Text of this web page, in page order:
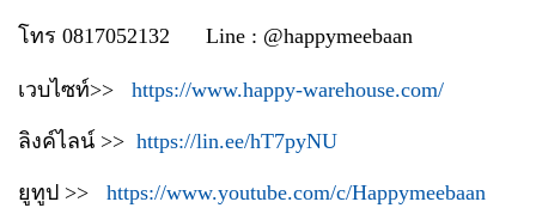
โทร 0817052132 Line : @happymeebaan
เวบไซท์>> https://www.happy-warehouse.com/
ลิงค์ไลน์ >> https://lin.ee/hT7pyNU
ยูทูป >> https://www.youtube.com/c/Happymeebaan